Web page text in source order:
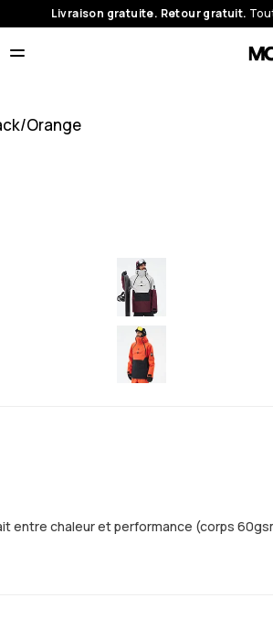
Livraison gratuite. Retour gratuit.
Orange
entre chaleur et performance (corps